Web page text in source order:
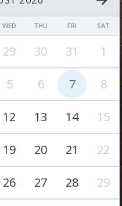
WED THU FRI SAT
29 30 31 1
5 6 7 8
12 13 14 15
19 20 21 22
26 27 28 29